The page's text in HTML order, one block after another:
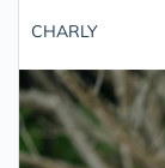
CHARLY